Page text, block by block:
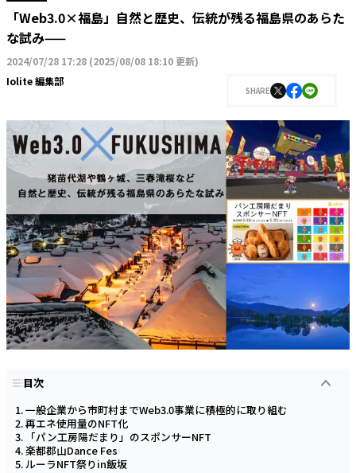
「Web3.0×福島」自然と歴史、伝統が残る福島県のあらた
な試み——
2024/07/28 17:28 (2025/08/08 18:10 更新)
Iolite 編集部
SHARE
目次
一般企業から市町村までWeb3.0事業に積極的に取り組む
再エネ使用量のNFT化
「パン工房陽だまり」のスポンサーNFT
楽都郡山Dance Fes
ルーラNFT祭りin飯坂